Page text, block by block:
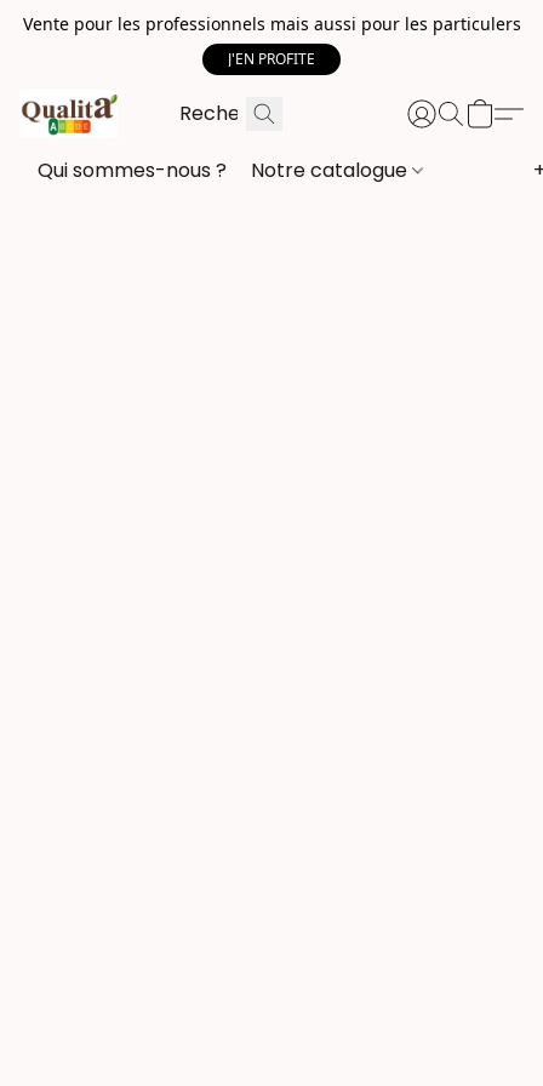
Vente pour les professionnels mais aussi pour les particulers
J'EN PROFITE
Qui sommes-nous ? Notre catalogue